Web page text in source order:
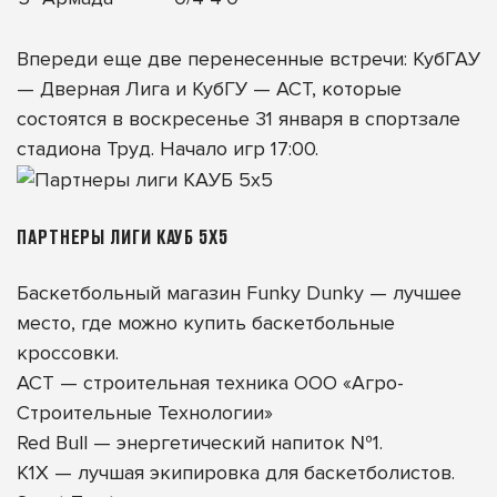
Впереди еще две перенесенные встречи: КубГАУ
— Дверная Лига и КубГУ — АСТ, которые
состоятся в воскресенье 31 января в спортзале
стадиона Труд. Начало игр 17:00.
ПАРТНЕРЫ ЛИГИ КАУБ 5Х5
Баскетбольный магазин Funky Dunky — лучшее
место, где можно купить баскетбольные
кроссовки.
АСТ — строительная техника ООО «Агро-
Строительные Технологии»
Red Bull — энергетический напиток №1.
K1X — лучшая экипировка для баскетболистов.